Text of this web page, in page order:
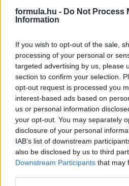
formula.hu - Do Not Process
Information
If you wish to opt-out of the sale,
processing of your personal or
targeted advertising by us, please
section to confirm your selection.
opt-out request is processed you
interest-based ads based on
us or personal information
your opt-out. You may separately
disclosure of your personal
IAB’s list of downstream
also be disclosed by us to third
Downstream Participants that may
hogy ki kellene próbálnia
mert egy épített pálya
hogy egy hozzá hasonló
érdeklődni kezd a rali iránt.
üzenetem őszinte volt: ha
örömmel fogadom.”
Összeütközött a
éllovasa a tereprali-vb
A Desafio Ruta névre